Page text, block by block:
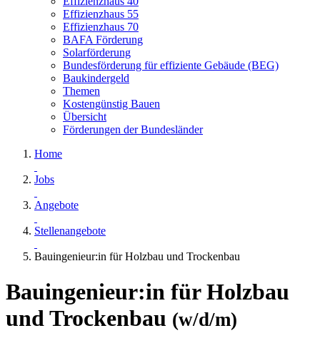
Effizienzhaus 55
Effizienzhaus 70
BAFA Förderung
Solarförderung
Bundesförderung für effiziente Gebäude (BEG)
Baukindergeld
Themen
Kostengünstig Bauen
Übersicht
Förderungen der Bundesländer
Home
Jobs
Angebote
Stellenangebote
Bauingenieur:in für Holzbau und Trockenbau
Bauingenieur:in für Holzbau
und Trockenbau (w/d/m)